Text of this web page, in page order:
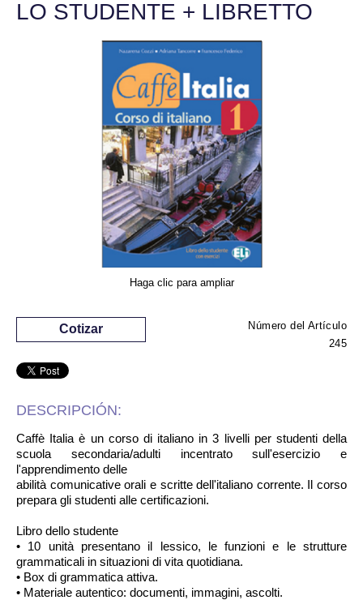
LO STUDENTE + LIBRETTO
Haga clic para ampliar
Número del Artículo
245
Cotizar
DESCRIPCIÓN:
Caffè Italia è un corso di italiano in 3 livelli per studenti della
scuola secondaria/adulti incentrato sull'esercizio e
l'apprendimento delle
abilità comunicative orali e scritte dell'italiano corrente. Il corso
prepara gli studenti alle certificazioni.
Libro dello studente
• 10 unità presentano il lessico, le funzioni e le strutture
grammaticali in situazioni di vita quotidiana.
• Box di grammatica attiva.
• Materiale autentico: documenti, immagini, ascolti.